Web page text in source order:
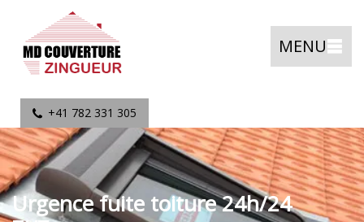
MENU
+41 782 331 305
Urgence fuite toiture 24h/24